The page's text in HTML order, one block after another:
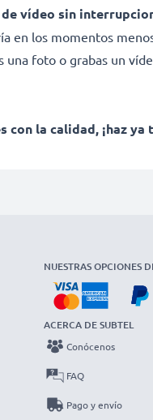
vídeo sin
en los momentos
una foto o grabas un
con la calidad, ¡haz ya
NUESTRAS OPCIONES
ACERCA DE SUBTEL
Conócenos
FAQ
Pago y envío